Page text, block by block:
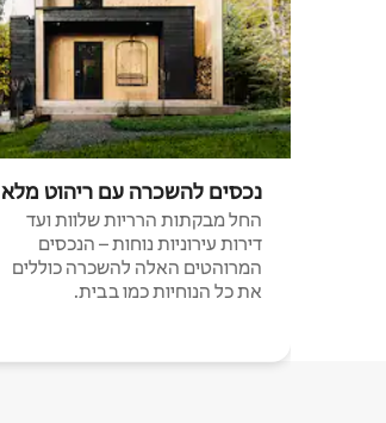
נכסים להשכרה עם ריהוט מלא
החל מבקתות הרריות שלוות ועד
דירות עירוניות נוחות – הנכסים
המרוהטים האלה להשכרה כוללים
את כל הנוחיות כמו בבית.